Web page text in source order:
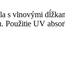
vlnovými
Použitie UV